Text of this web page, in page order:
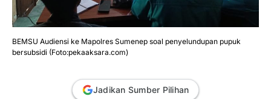
BEMSU Audiensi ke Mapolres Sumenep soal penyelundupan pupuk
bersubsidi (Foto:pekaaksara.com)
Jadikan Sumber Pilihan